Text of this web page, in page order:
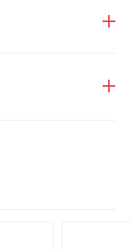
gebruik van een